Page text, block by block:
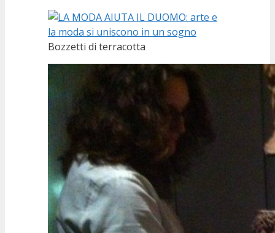
Bozzetti di terracotta